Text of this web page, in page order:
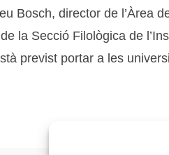
Bosch, director de l’Àrea
la Secció Filològica de
previst portar a les